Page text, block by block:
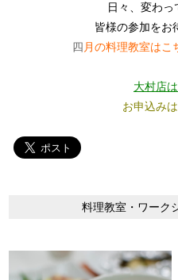
日々、変わ
皆様の参加をお
四月の料理教室はこ
大村店
お申込み
料理教室・ワーク